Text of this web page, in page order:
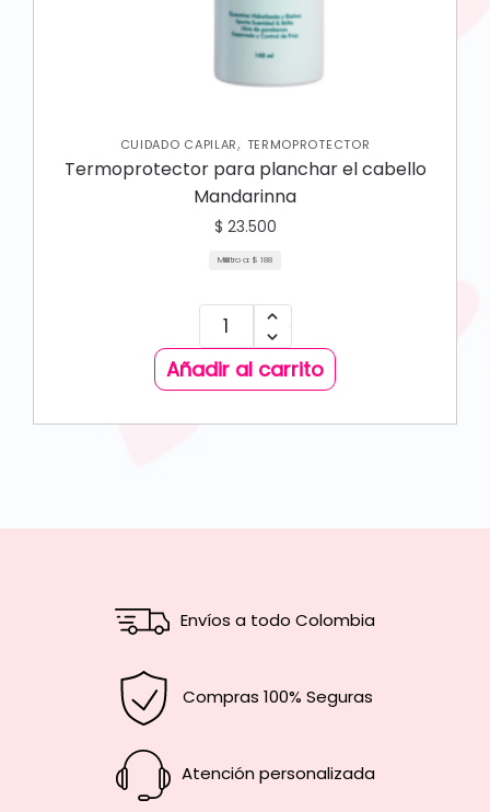
CUIDADO CAPILAR, TERMOPROTECTOR
Termoprotector para planchar el cabello
Mandarinna
$ 23.500
Mililitro a: $ 188
Añadir al carrito
Envíos a todo Colombia
Compras 100% Seguras
Atención personalizada